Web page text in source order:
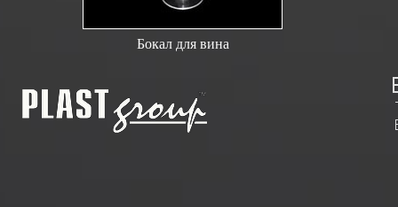
Бокал для вина